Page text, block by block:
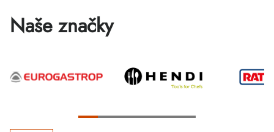
Naše značky